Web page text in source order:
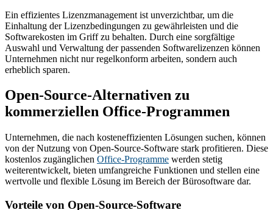
Ein effizientes Lizenzmanagement ist unverzichtbar, um die
Einhaltung der Lizenzbedingungen zu gewährleisten und die
Softwarekosten im Griff zu behalten. Durch eine sorgfältige
Auswahl und Verwaltung der passenden Softwarelizenzen können
Unternehmen nicht nur regelkonform arbeiten, sondern auch
erheblich sparen.
Open-Source-Alternativen zu
kommerziellen Office-Programmen
Unternehmen, die nach kosteneffizienten Lösungen suchen, können
von der Nutzung von Open-Source-Software stark profitieren. Diese
kostenlos zugänglichen Office-Programme werden stetig
weiterentwickelt, bieten umfangreiche Funktionen und stellen eine
wertvolle und flexible Lösung im Bereich der Bürosoftware dar.
Vorteile von Open-Source-Software